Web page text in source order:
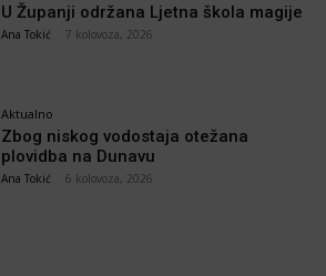
U Županji održana Ljetna škola magije
Ana Tokić 7 kolovoza, 2026
Aktualno
Zbog niskog vodostaja otežana
plovidba na Dunavu
Ana Tokić 6 kolovoza, 2026